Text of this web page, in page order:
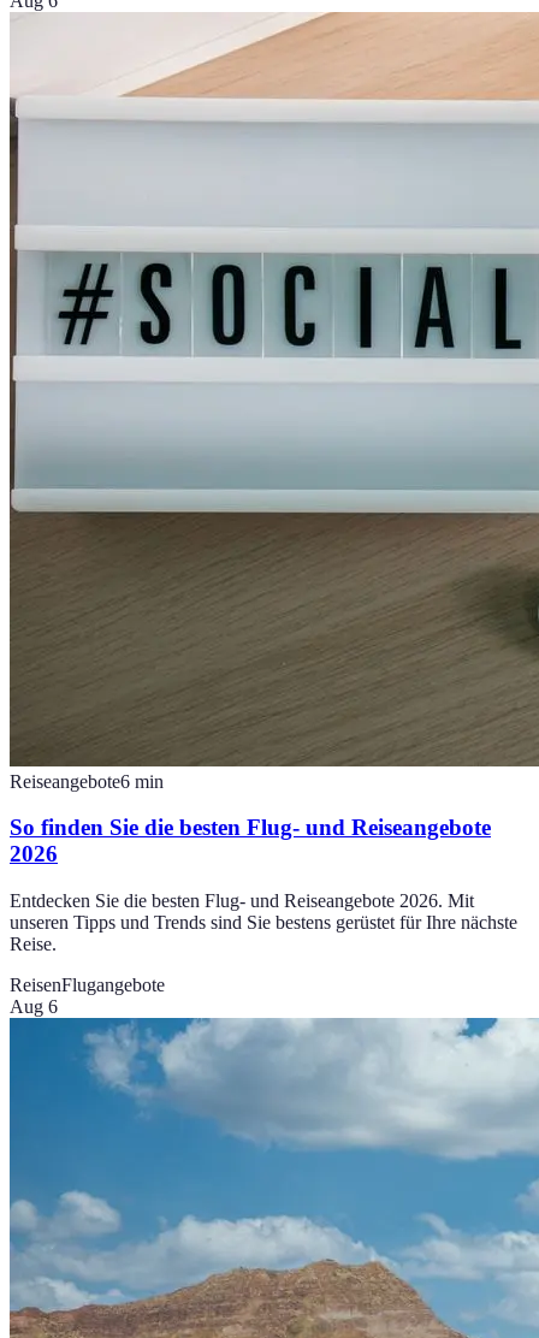
Reiseangebote6 min
So finden Sie die besten Flug- und Reiseangebote
2026
Entdecken Sie die besten Flug- und Reiseangebote 2026. Mit
unseren Tipps und Trends sind Sie bestens gerüstet für Ihre nächste
Reise.
ReisenFlugangebote
Aug 6